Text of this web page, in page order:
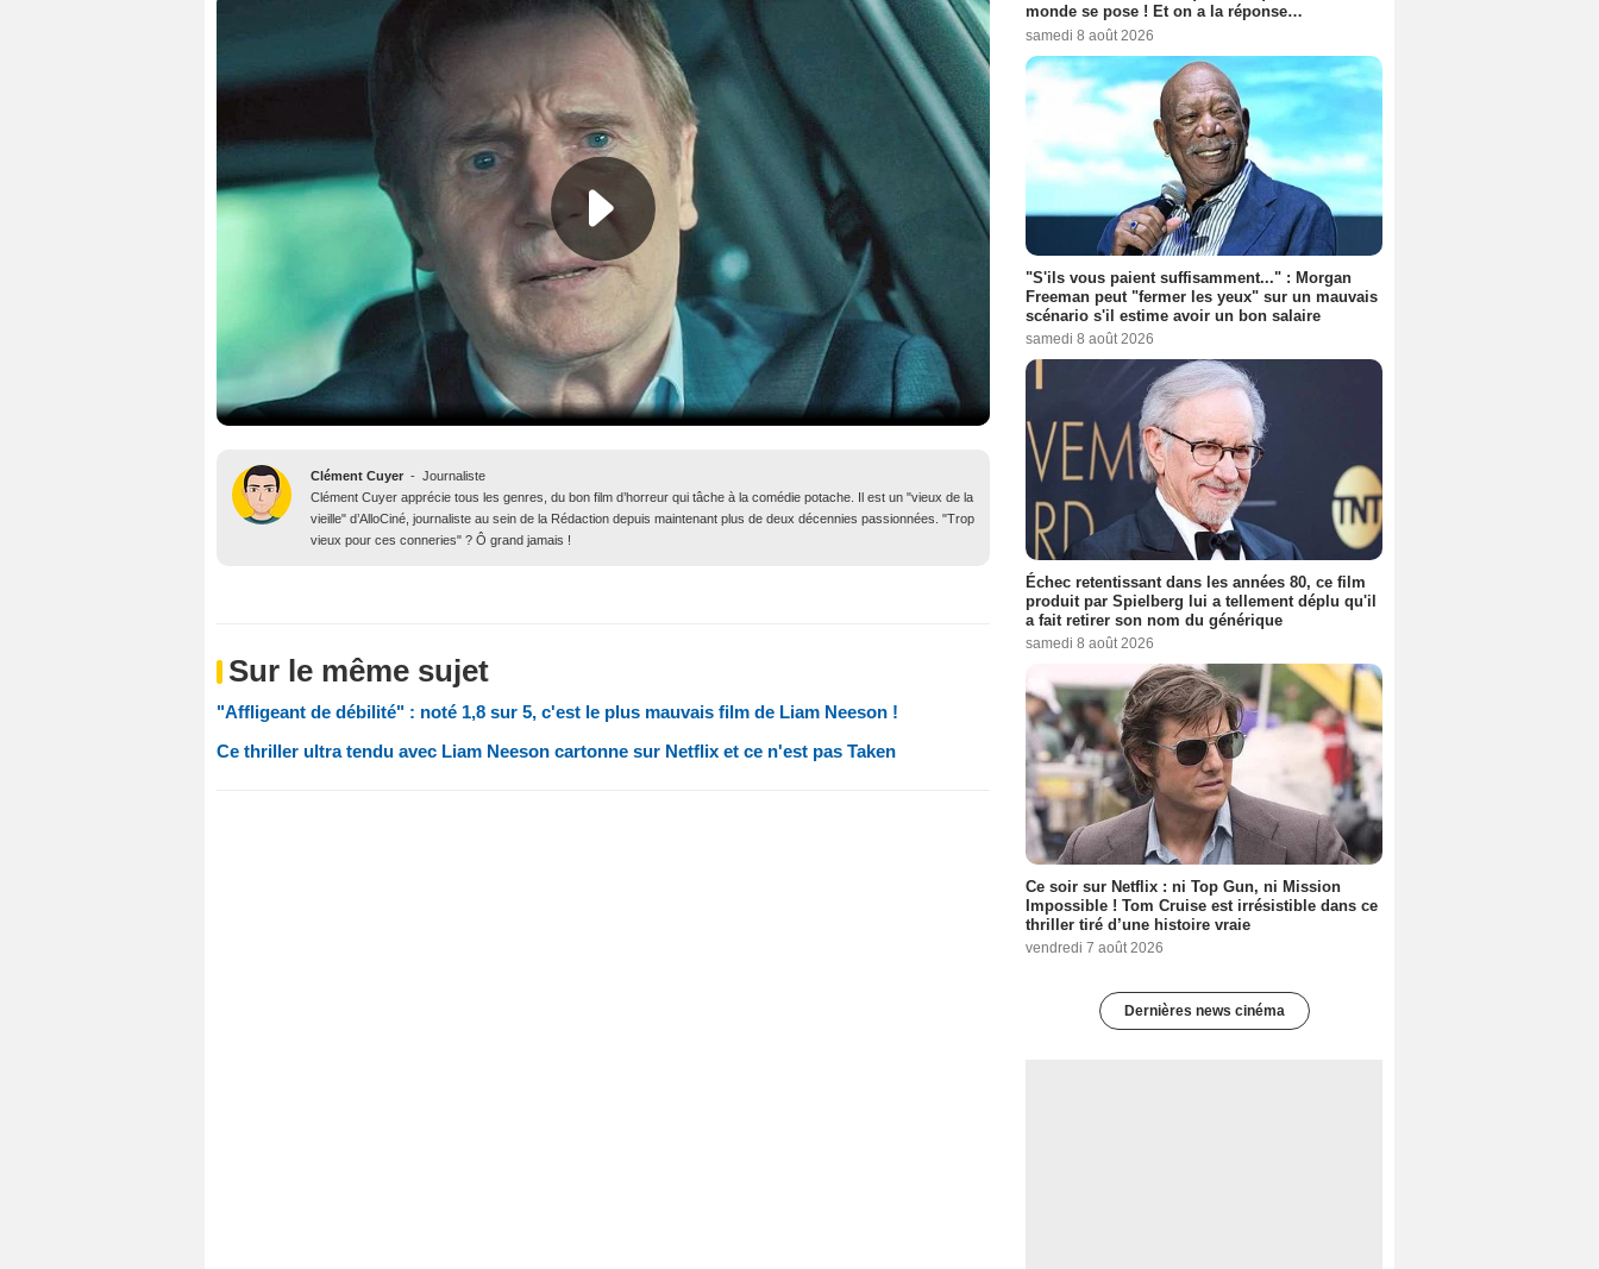
Clément Cuyer - Journaliste
Clément Cuyer apprécie tous les genres, du bon film d’horreur qui tâche à la comédie potache. Il est un "vieux de la
vieille" d’AlloCiné, journaliste au sein de la Rédaction depuis maintenant plus de deux décennies passionnées. "Trop
vieux pour ces conneries" ? Ô grand jamais !
Sur le même sujet
"Affligeant de débilité" : noté 1,8 sur 5, c'est le plus mauvais film de Liam Neeson !
Ce thriller ultra tendu avec Liam Neeson cartonne sur Netflix et ce n'est pas Taken
monde se pose ! Et on a la réponse…
samedi 8 août 2026
"S'ils vous paient suffisamment..." : Morgan
Freeman peut "fermer les yeux" sur un mauvais
scénario s'il estime avoir un bon salaire
samedi 8 août 2026
Échec retentissant dans les années 80, ce film
produit par Spielberg lui a tellement déplu qu'il
a fait retirer son nom du générique
samedi 8 août 2026
Ce soir sur Netflix : ni Top Gun, ni Mission
Impossible ! Tom Cruise est irrésistible dans ce
thriller tiré d’une histoire vraie
vendredi 7 août 2026
Dernières news cinéma